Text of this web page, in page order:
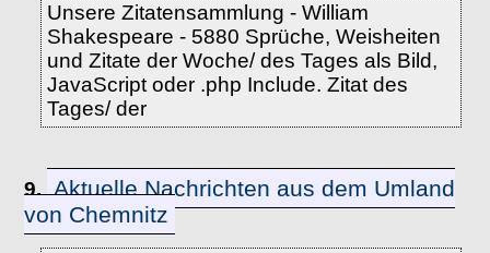
Unsere Zitatensammlung - William
Shakespeare - 5880 Sprüche, Weisheiten
und Zitate der Woche/ des Tages als Bild,
JavaScript oder .php Include. Zitat des
Tages/ der
9. Aktuelle Nachrichten aus dem Umland
von Chemnitz